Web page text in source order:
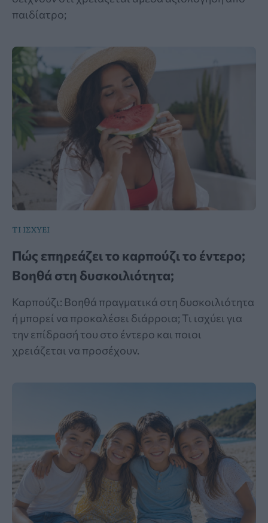
παιδίατρο;
ΤΙ ΙΣΧΥΕΙ
Πώς επηρεάζει το καρπούζι το έντερο;
Βοηθά στη δυσκοιλιότητα;
Καρπούζι: Βοηθά πραγματικά στη δυσκοιλιότητα
ή μπορεί να προκαλέσει διάρροια; Τι ισχύει για
την επίδρασή του στο έντερο και ποιοι
χρειάζεται να προσέχουν.